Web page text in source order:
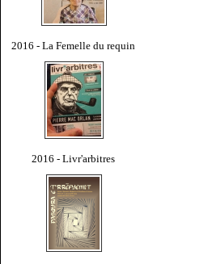
2016 - La Femelle du requin
2016 - Livr'arbitres